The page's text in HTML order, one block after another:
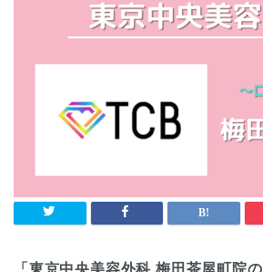
「東京中央美容外科 梅田茶屋町院